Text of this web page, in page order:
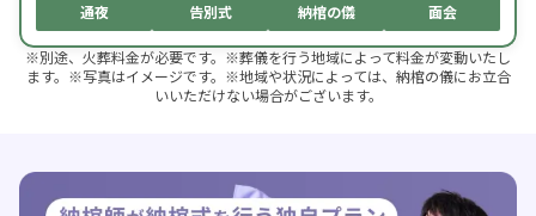
通夜 告別式 納棺の儀 面会
※別途、火葬料金が必要です。※葬儀を行う地域によって料金が変動いたし
ます。※写真はイメージです。※地域や状況によっては、納棺の儀にお立合
いいただけない場合がございます。